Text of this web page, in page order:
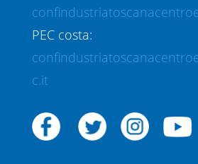
PEC costa:
c.it